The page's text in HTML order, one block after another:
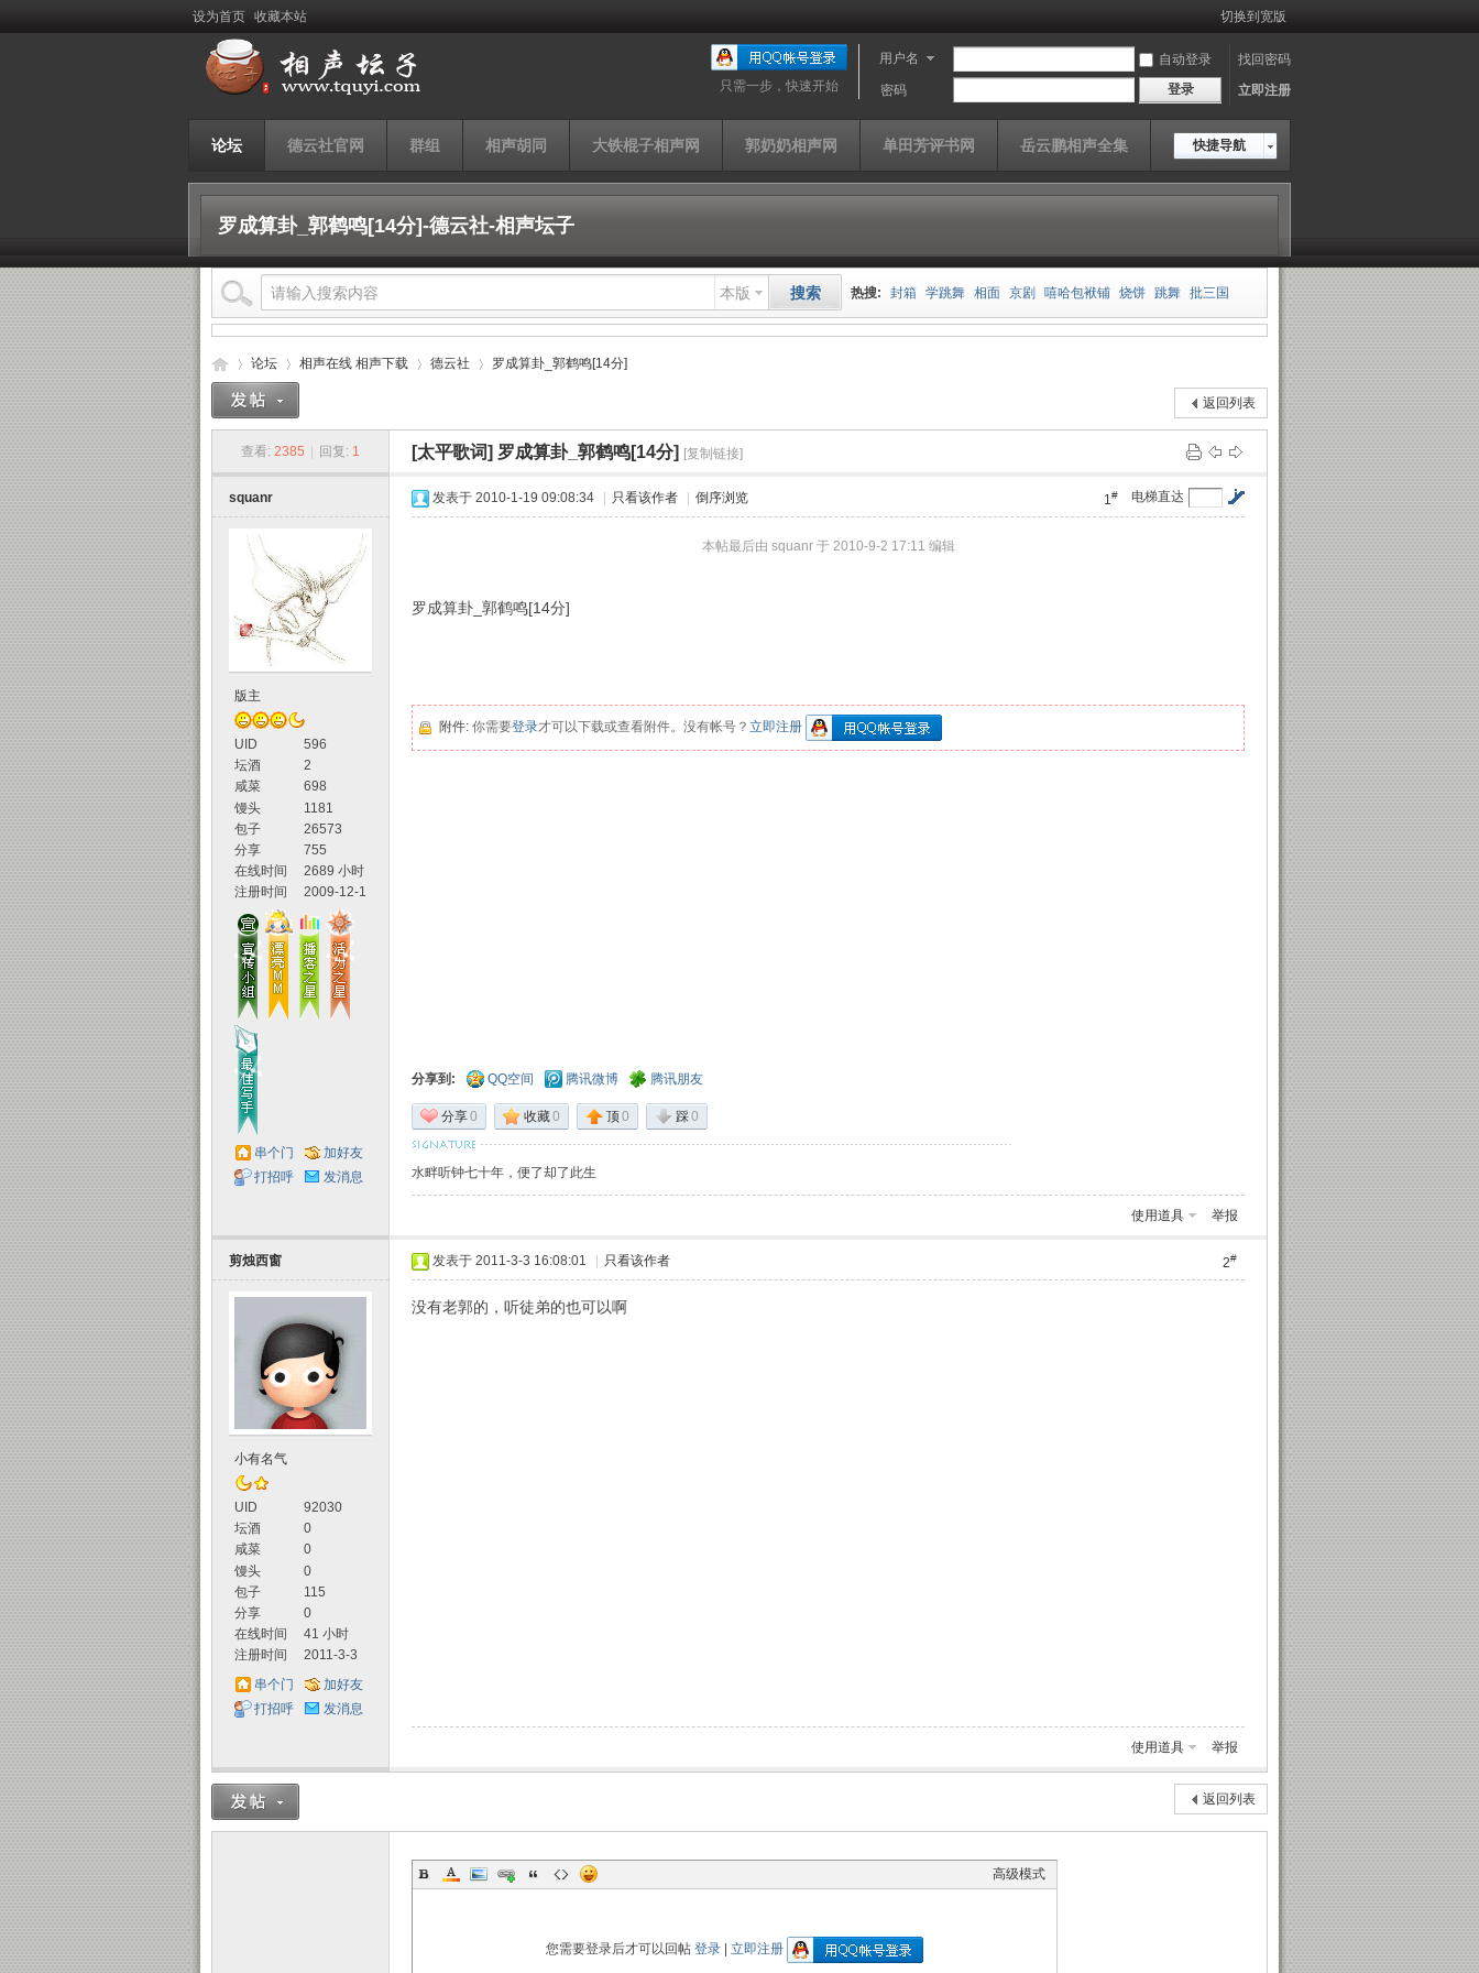
设为首页 收藏本站 切换到宽版
用户名 自动登录
找回密码
密码
登录 立即注册
只需一步，快速开始
快捷导航
论坛 德云社官网 群组 相声胡同 大铁棍子相声网 郭奶奶相声网 单田芳评书网 岳云鹏相声全集
罗成算卦_郭鹤鸣[14分]-德云社-相声坛子
本版 搜索 热搜: 封箱 学跳舞 相面 京剧 嘻哈包袱铺 烧饼 跳舞 批三国
山西家信 同仁堂 快板 郭德纲 王玥波 雍正剑侠图 皮凤山发财
论坛
›
相声在线 相声下载 德云社
›
罗成算卦_郭鹤鸣[14分]
返回列表
查看: 2385 回复: 1 [太平歌词] 罗成算卦_郭鹤鸣[14分] [复制链接]
squanr
版主
UID
596
坛酒
2
咸菜
698
馒头
1181
包子
26573
分享
755
在线时间
2689 小时
注册时间
2009-12-1
串个门
加好友
打招呼
发消息
电梯直达
1#
发表于 2010-1-19 09:08:34 只看该作者 倒序浏览
本帖最后由 squanr 于 2010-9-2 17:11 编辑
罗成算卦_郭鹤鸣[14分]
附件: 你需要登录才可以下载或查看附件。没有帐号？ 立即注册
分享到: QQ空间 腾讯微博 腾讯朋友
分享0 收藏0 顶0 踩0
水畔听钟七十年，便了却了此生
使用道具 举报
剪烛西窗
小有名气
UID
92030
坛酒
0
咸菜
0
馒头
0
包子
115
分享
0
在线时间
41 小时
注册时间
2011-3-3
串个门
加好友
打招呼
发消息
2#
发表于 2011-3-3 16:08:01 只看该作者
没有老郭的，听徒弟的也可以啊
使用道具 举报
返回列表
高级模式
您需要登录后才可以回帖 登录 立即注册